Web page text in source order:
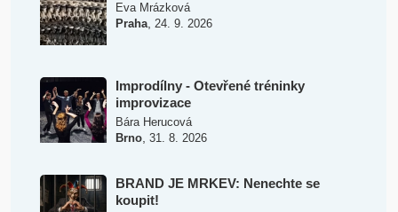
Eva Mrázková
Praha, 24. 9. 2026
Improdílny - Otevřené tréninky
improvizace
Bára Herucová
Brno, 31. 8. 2026
BRAND JE MRKEV: Nenechte se
koupit!